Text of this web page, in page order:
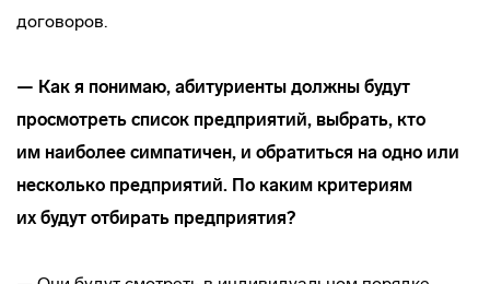
договоров.
— Как я понимаю, абитуриенты должны будут
просмотреть список предприятий, выбрать, кто
им наиболее симпатичен, и обратиться на одно или
несколько предприятий. По каким критериям
их будут отбирать предприятия?